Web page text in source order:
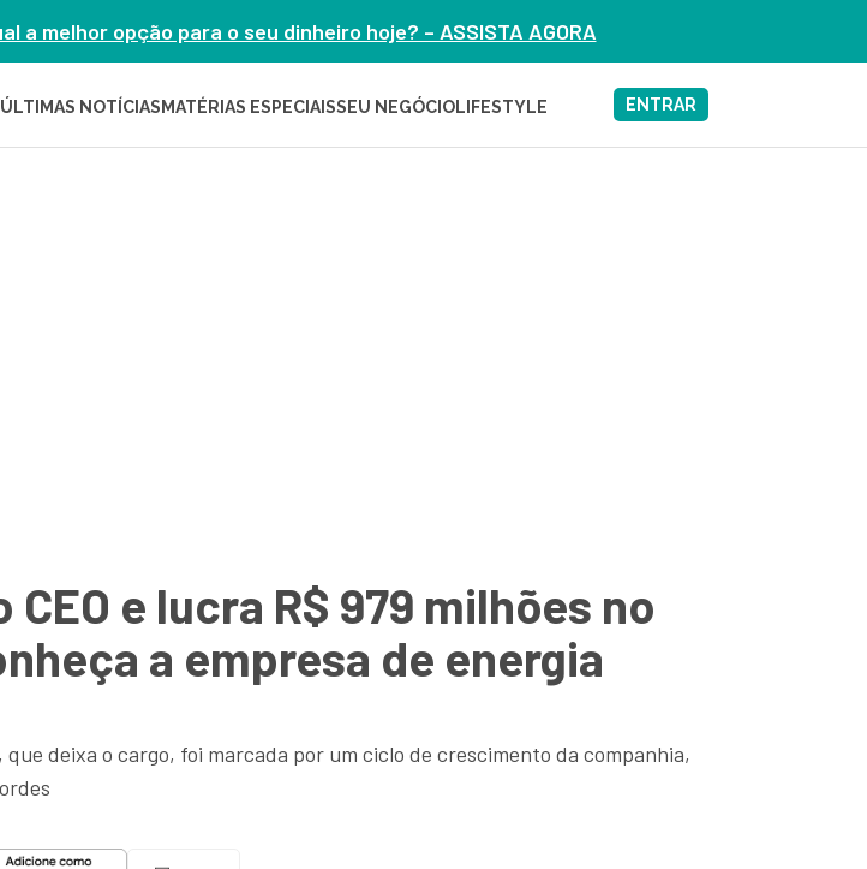
a melhor opção para o seu dinheiro hoje? – ASSISTA AGORA
ÚLTIMAS NOTÍCIAS MATÉRIAS ESPECIAISSEU NEGÓCIOLIFESTYLE ENTRAR
e lucra R$ 979 milhões no
a empresa de energia
deixa o cargo, foi marcada por um ciclo de crescimento da companhia,